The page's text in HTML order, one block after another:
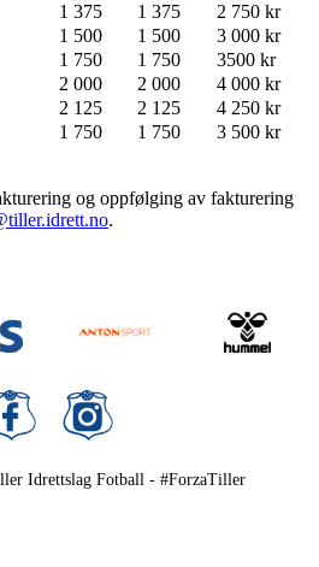
1 375 1 375
2 750 kr
1 500 1 500
3 000 kr
1 750 1 750
3500 kr
2 000 2 000
4 000 kr
2 125 2 125
4 250 kr
1 750 1 750 3 500 kr
og oppfølging av fakturering
.
Idrettslag Fotball - #ForzaTiller